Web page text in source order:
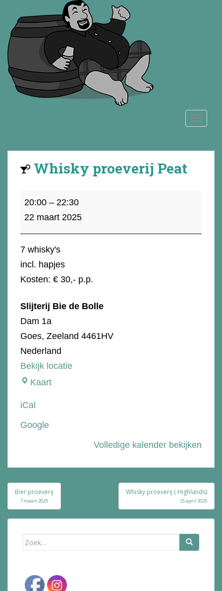
Whisky proeverij Peat
Whisky
proeverij
20:00 – 22:30
22 maart 2025
7 whisky's
incl. hapjes
Kosten: € 30,- p.p.
Slijterij Bie de Bolle
Dam 1a
Goes, Zeeland 4461HV
Nederland
Bekijk locatie
KaartSlijterij
iCal
Google
Volledige kalender bekijken
Bericht
navigatie
Bier proeverij
7 maart 2025
Whisky proeverij ( Highlands)
25 april 2025
Zoek